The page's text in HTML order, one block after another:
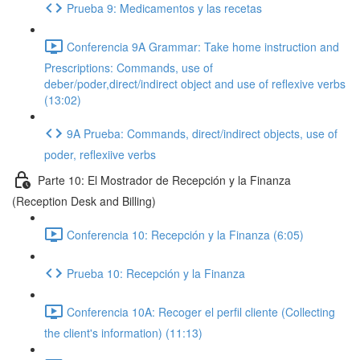
Prueba 9: Medicamentos y las recetas
Conferencia 9A Grammar: Take home instruction and
Prescriptions: Commands, use of
deber/poder,direct/indirect object and use of reflexive verbs
(13:02)
9A Prueba: Commands, direct/indirect objects, use of
poder, reflexiive verbs
Parte 10: El Mostrador de Recepción y la Finanza
(Reception Desk and Billing)
Conferencia 10: Recepción y la Finanza (6:05)
Prueba 10: Recepción y la Finanza
Conferencia 10A: Recoger el perfil cliente (Collecting
the client's information) (11:13)